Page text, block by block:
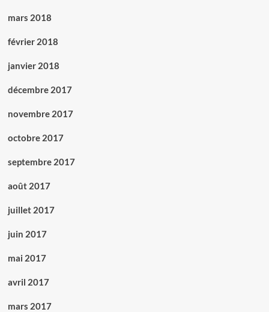
mars 2018
février 2018
janvier 2018
décembre 2017
novembre 2017
octobre 2017
septembre 2017
août 2017
juillet 2017
juin 2017
mai 2017
avril 2017
mars 2017